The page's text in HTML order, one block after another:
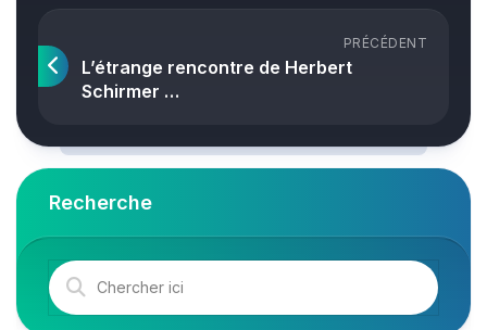
PRÉCÉDENT
L’étrange rencontre de Herbert
Schirmer …
Recherche